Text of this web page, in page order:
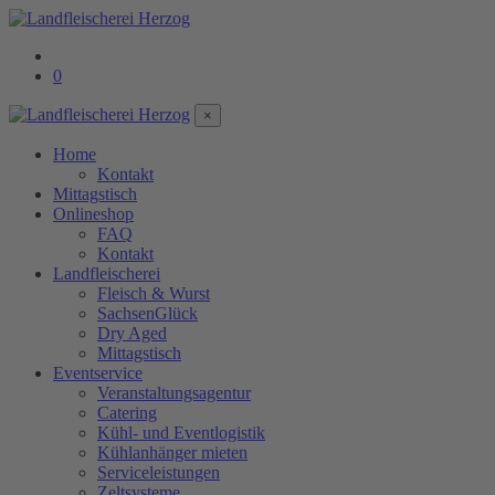
0
×
Home
Kontakt
Mittagstisch
Onlineshop
FAQ
Kontakt
Landfleischerei
Fleisch & Wurst
SachsenGlück
Dry Aged
Mittagstisch
Eventservice
Veranstaltungsagentur
Catering
Kühl- und Eventlogistik
Kühlanhänger mieten
Serviceleistungen